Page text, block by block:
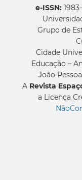
e-ISSN:
Grupo de
Cidade
Educação –
João
A Revista
a Licença